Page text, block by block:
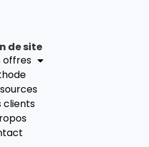
de site
offres
clients